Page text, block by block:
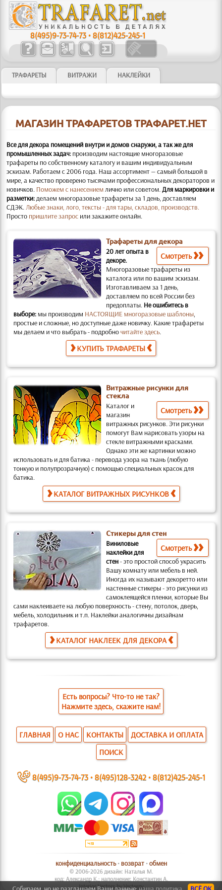
8(495)9-73-74-73 •8(812)425-245-1
ТРАФАРЕТЫ ВИТРАЖИ НАКЛЕЙКИ
МАГАЗИН ТРАФАРЕТОВ ТРАФАРЕТ.НЕТ
Все для декора помещений внутри и домов снаружи, а так же для
промышленных задач: производим настоящие многоразовые
трафареты по собственному каталогу и вашим индивидуальным
эскизам. Работаем с 2006 года. Наш ассортимент — самый большой в
мире, а качество проверено тысячами профессиональных декораторов и
новичков. Поможем с нанесением лично или советом.Для маркировки и
разметки:делаем многоразовые трафареты за 1 день, доставляем
СДЭК.Любые знаки, лого, тексты - для тары, складов, производств.
Просто пришлите запрос или закажите онлайн.
Трафареты для декора
Смотреть
20 лет опыта в
декоре.
Многоразовые трафареты из
каталога или по вашим эскизам.
Изготавливаем за 1 день,
доставляем по всей России без
предоплаты. Не ошибитесь в
выборе: мы производим НАСТОЯЩИЕ многоразовые шаблоны,
простые и слож­ные, но доступные даже новичку. Какие трафареты
мы делаем и что выбрать - подробночитайте здесь.
КУПИТЬ ТРАФАРЕТЫ
Витражные рисунки для
стекла
Смотреть
Каталог и
магазин
витражных рисунков.Эти рисунки
помогут Вам нарисовать узоры на
стекле витражными красками.
Однако эти же картинки можно
использовать и для батика- перевода узора на ткань (любую
тонкую и полупрозрачную) с помощью специальных красок для
батика.
КАТАЛОГ ВИТРАЖНЫХ РИСУНКОВ
Стикеры для стен
Смотреть
Виниловые
наклейки для
стен-это простой способ украсить
Вашу комнату или мебель в ней.
Иногда их называют декоретто или
настенные стикеры -это рисунки из
самоклеящейся пленки, которые Вы
сами наклеиваете на любую поверхность- стену, потолок, дверь,
мебель, холодильник и т.п. Наклейки аналогичны дизайнам
трафаретов.
КАТАЛОГ НАКЛЕЕК ДЛЯ ДЕКОРА
Есть вопросы? Что-то не так?
Нажмите здесь, скажите нам!
ГЛАВНАЯ О НАС КОНТАКТЫ
ДОСТАВКА И ОПЛАТА
ПОИСК
~ 8(495)9-73-74-73•8(495)128-3242•8(812)425-245-1
конфиденциальность• возврат•обмен
© 2006-2026 дизайн: Наталья М.
код: Александр К.; наполнение: Константин А.
Interior Vectors by Vecteezy